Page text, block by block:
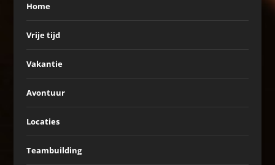
Home
Vrije tijd
Vakantie
Avontuur
Locaties
Teambuilding